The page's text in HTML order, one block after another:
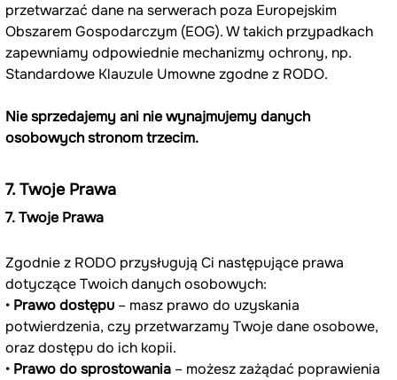
przetwarzać dane na serwerach poza Europejskim
Obszarem Gospodarczym (EOG). W takich przypadkach
zapewniamy odpowiednie mechanizmy ochrony, np.
Standardowe Klauzule Umowne zgodne z RODO.
Nie sprzedajemy ani nie wynajmujemy danych
osobowych stronom trzecim.
7. Twoje Prawa
7. Twoje Prawa
Zgodnie z RODO przysługują Ci następujące prawa
dotyczące Twoich danych osobowych:
• Prawo dostępu – masz prawo do uzyskania
potwierdzenia, czy przetwarzamy Twoje dane osobowe,
oraz dostępu do ich kopii.
• Prawo do sprostowania – możesz zażądać poprawienia